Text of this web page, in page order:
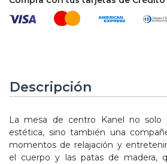
Descripción
La mesa de centro Kanel no solo
estética, sino también una
momentos de relajación y
el cuerpo y las patas de madera,